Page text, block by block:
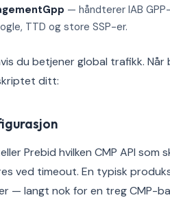
— håndterer IAB
TTD og store SSP-er.
du betjener global trafikk.
ditt:
Prebid hvilken CMP API
ved timeout. En typisk
— langt nok for en treg CMP-